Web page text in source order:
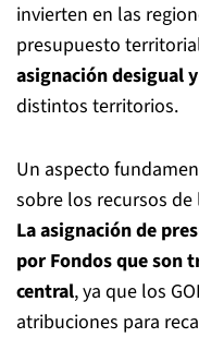
invierten en las
presupuesto
asignación desigual
distintos territorios.
Un aspecto
sobre los recursos de
La asignación de
por Fondos que son
central, ya que los
atribuciones para